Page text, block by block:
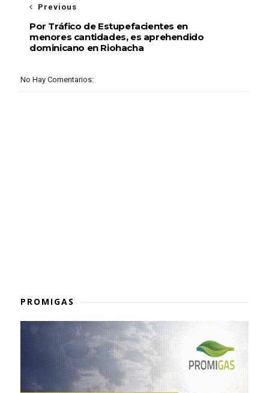
Previous
Por Tráfico de Estupefacientes en
menores cantidades, es aprehendido
dominicano en Riohacha
No Hay Comentarios:
PROMIGAS